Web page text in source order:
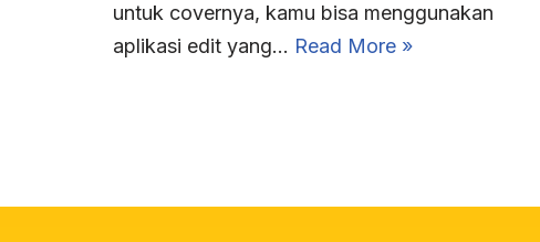
untuk covernya, kamu bisa menggunakan
aplikasi edit yang… Read More »